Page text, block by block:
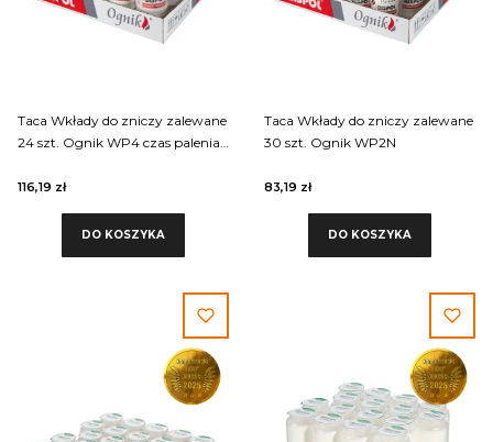
Taca Wkłady do zniczy zalewane
24 szt. Ognik WP4 czas palenia
116,19 zł
DO KOSZYKA
Taca Wkłady do zniczy zalewane
30 szt. Ognik WP2N
83,19 zł
DO KOSZYKA